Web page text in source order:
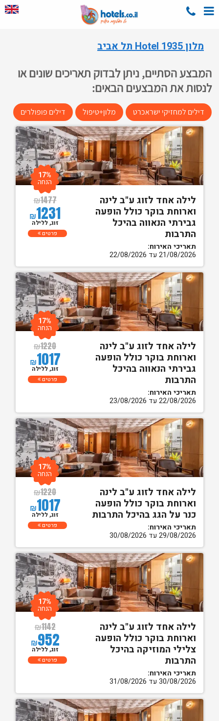
מלון Hotel 1935 תל אביב
המבצע הסתיים, ניתן לבדוק תאריכים שונים או
לנסות את המבצעים הבאים:
דילים למחזיקי ישראכרט מלון+טיפול דילים פופולרים
לילה אחד לזוג ע"ב לינה
וארוחת בוקר כולל הופעה
גבירתי הנאווה בהיכל
התרבות
תאריכי האירוח:
21/08/2026 עד 22/08/2026
₪1477
₪1231
17%
הנחה
זוג, ללילה
פרטים
לילה אחד לזוג ע"ב לינה
וארוחת בוקר כולל הופעה
גבירתי הנאווה בהיכל
התרבות
תאריכי האירוח:
22/08/2026 עד 23/08/2026
₪1220
₪1017
17%
הנחה
זוג, ללילה
פרטים
לילה אחד לזוג ע"ב לינה
וארוחת בוקר כולל הופעה
כנר על הגג בהיכל התרבות
תאריכי האירוח:
29/08/2026 עד 30/08/2026
₪1220
₪1017
17%
הנחה
זוג, ללילה
פרטים
לילה אחד לזוג ע"ב לינה
וארוחת בוקר כולל הופעה
צלילי המוזיקה בהיכל
התרבות
תאריכי האירוח:
30/08/2026 עד 31/08/2026
₪1142
₪952
17%
הנחה
זוג, ללילה
פרטים